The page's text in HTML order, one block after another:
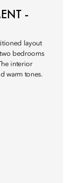
-
layout
bedrooms
interior
warm tones.